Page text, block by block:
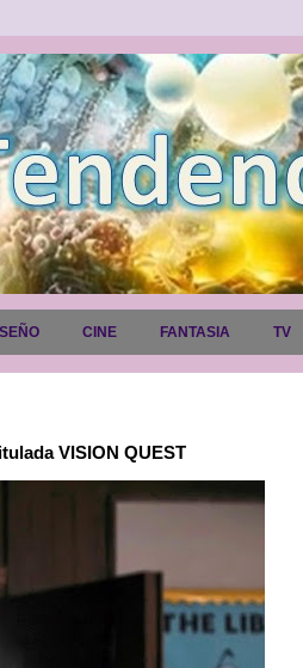
CINE FANTASIA TV
VISION QUEST